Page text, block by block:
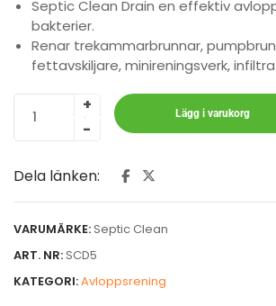
Septic Clean Drain en effektiv
bakterier.
Renar trekammarbrunnar,
fettavskiljare, minireningsverk,
Lägg i varukorg
Dela länken:
VARUMÄRKE:Septic Clean
ART. NR:SCD5
KATEGORI:Avloppsrening